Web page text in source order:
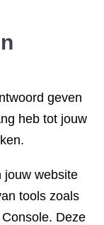
geven
heb tot jouw
jouw website
tools zoals
Deze